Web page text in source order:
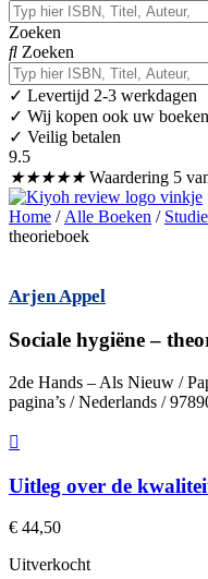
Zoeken
Zoeken
✓ Levertijd 2-3 werkdagen
✓ Wij kopen ook uw
✓ Veilig betalen
9.5
★★★★★ Waardering 5
Home / Alle Boeken /
theorieboek
Arjen Appel
Sociale hygiëne –
2de Hands – Als Nieuw /
pagina’s / Nederlands /
Uitleg over de
€ 44,50
Uitverkocht